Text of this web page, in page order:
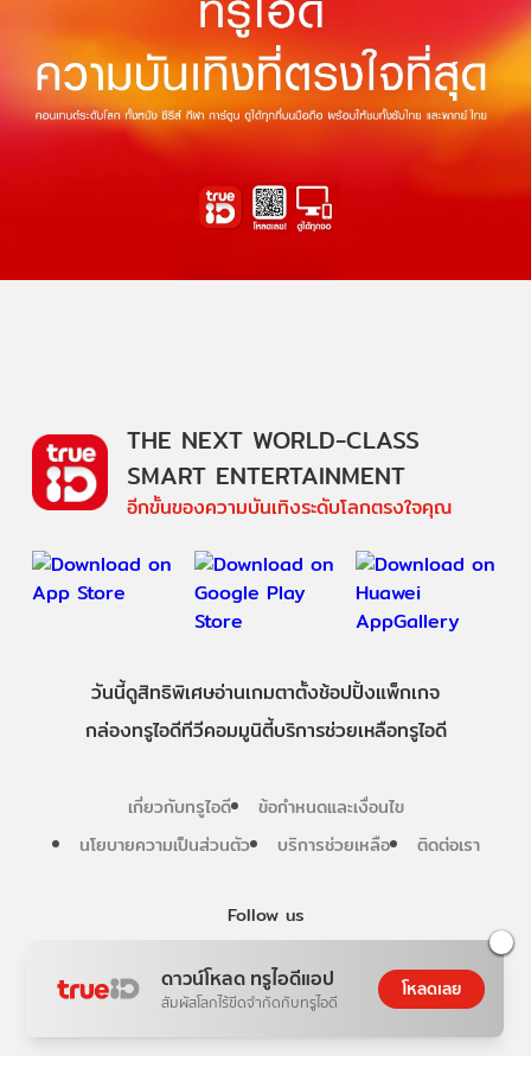
ดาวน์โหลด ทรูไอดีแอป
สัมผัสโลกไร้ขีดจำกัดกับทรูไอดี
โหลดเลย
Follow us
Copyright © True Digital Group Company Limited.
THE NEXT WORLD-CLASS
SMART ENTERTAINMENT
อีกขั้นของความบันเทิงระดับโลกตรงใจคุณ
วันนี้ดูสิทธิพิเศษอ่านเกมตาตั้งช้อปปิ้งแพ็กเกจ
กล่องทรูไอดีทีวีคอมมูนิตี้บริการช่วยเหลือทรูไอดี
เกี่ยวกับทรูไอดี
ข้อกำหนดและเงื่อนไข
นโยบายความเป็นส่วนตัว
บริการช่วยเหลือ ติดต่อเรา